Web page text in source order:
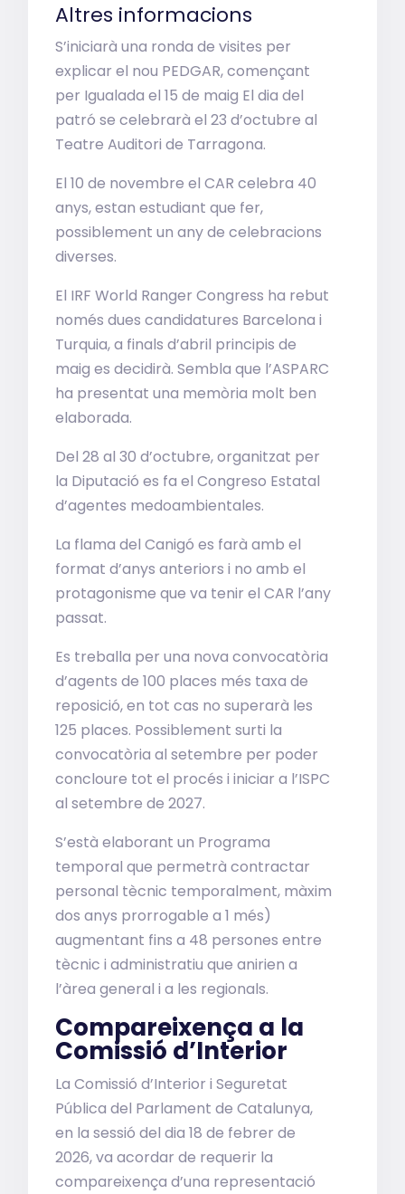
Altres informacions
S’iniciarà una ronda de visites per
explicar el nou PEDGAR, començant
per Igualada el 15 de maig El dia del
patró se celebrarà el 23 d’octubre al
Teatre Auditori de Tarragona.
El 10 de novembre el CAR celebra 40
anys, estan estudiant que fer,
possiblement un any de celebracions
diverses.
El IRF World Ranger Congress ha rebut
només dues candidatures Barcelona i
Turquia, a finals d’abril principis de
maig es decidirà. Sembla que l’ASPARC
ha presentat una memòria molt ben
elaborada.
Del 28 al 30 d’octubre, organitzat per
la Diputació es fa el Congreso Estatal
d’agentes medoambientales.
La flama del Canigó es farà amb el
format d’anys anteriors i no amb el
protagonisme que va tenir el CAR l’any
passat.
Es treballa per una nova convocatòria
d’agents de 100 places més taxa de
reposició, en tot cas no superarà les
125 places. Possiblement surti la
convocatòria al setembre per poder
concloure tot el procés i iniciar a l’ISPC
al setembre de 2027.
S’està elaborant un Programa
temporal que permetrà contractar
personal tècnic temporalment, màxim
dos anys prorrogable a 1 més)
augmentant fins a 48 persones entre
tècnic i administratiu que anirien a
l’àrea general i a les regionals.
Compareixença a la
Comissió d’Interior
La Comissió d’Interior i Seguretat
Pública del Parlament de Catalunya,
en la sessió del dia 18 de febrer de
2026, va acordar de requerir la
compareixença d’una representació